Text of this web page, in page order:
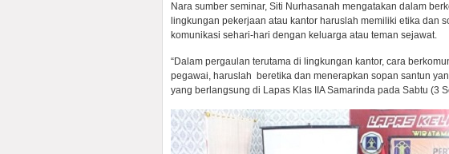
Nara sumber seminar, Siti Nurhasanah mengatakan dalam
lingkungan pekerjaan atau kantor haruslah memiliki etika dan
komunikasi sehari-hari dengan keluarga atau teman sejawat.
“Dalam pergaulan terutama di lingkungan kantor, cara
pegawai, haruslah beretika dan menerapkan sopan santun
yang berlangsung di Lapas Klas IIA Samarinda pada Sabtu (3